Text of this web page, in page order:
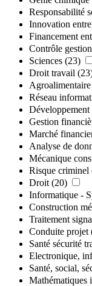
Responsabilité
Innovation
Financement
Contrôle gestion
Sciences (23)
Droit travail
Agroalimentaire
Réseau
Gestion
Marché
Analyse de
Mécanique
Risque criminel
Droit (20)
Informatique -
Construction
Traitement
Conduite projet
Santé sécurité
Electronique,
Santé, social,
Mathématiques